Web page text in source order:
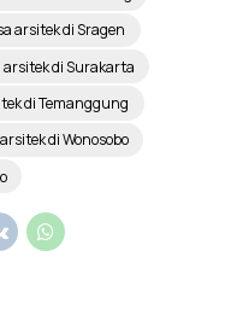
arsitek di Sragen
arsitek di Surakarta
di Temanggung
di Wonosobo